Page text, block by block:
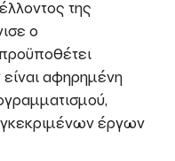
της
ο
αφηρημένη
έργων